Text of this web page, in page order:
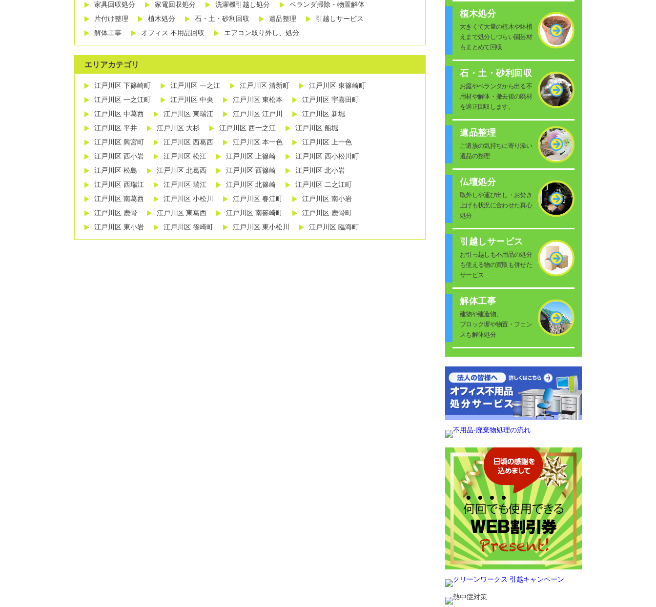
家具回収処分
家電回収処分 洗濯機引越し処分
ベランダ掃除・物置解体
片付け整理
植木処分 石・土・砂利回収 遺品整理
引越しサービス
解体工事
オフィス 不用品回収 エアコン取り外し、処分
エリアカテゴリ
江戸川区 下篠崎町 江戸川区 一之江 江戸川区 清新町
江戸川区 東篠崎町
江戸川区 一之江町
江戸川区 中央 江戸川区 東松本
江戸川区 宇喜田町
江戸川区 中葛西
江戸川区 東瑞江 江戸川区 江戸川
江戸川区 新堀
江戸川区 平井
江戸川区 大杉 江戸川区 西一之江
江戸川区 船堀
江戸川区 興宮町
江戸川区 西葛西 江戸川区 本一色
江戸川区 上一色
江戸川区 西小岩
江戸川区 松江 江戸川区 上篠崎
江戸川区 西小松川町
江戸川区 松島
江戸川区 北葛西 江戸川区 西篠崎
江戸川区 北小岩
江戸川区 西瑞江
江戸川区 瑞江 江戸川区 北篠崎
江戸川区 二之江町
江戸川区 南葛西
江戸川区 小松川 江戸川区 春江町
江戸川区 南小岩
江戸川区 鹿骨
江戸川区 東葛西 江戸川区 南篠崎町
江戸川区 鹿骨町
江戸川区 東小岩
江戸川区 篠崎町 江戸川区 東小松川 江戸川区 臨海町
植木処分
大きくて大量の植木や鉢植
えまで処分しづらい園芸材
もまとめて回収
石・土・砂利回収
お庭やベランダから出る不
用材や解体・撤去後の廃材
を適正回収します。
遺品整理
ご遺族の気持ちに寄り添い
遺品の整理
仏壇処分
取外しや運び出し・お焚き
上げも状況に合わせた真心
処分
引越しサービス
お引っ越しも不用品の処分
も使える物の買取も併せた
サービス
解体工事
建物や建造物、
ブロック塀や物置・フェン
スも解体処分